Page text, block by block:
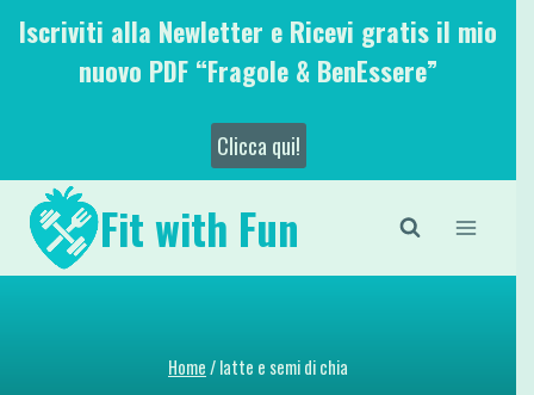
SaltaIscriviti alla Newletter e Ricevi gratis il mio
nuovo PDF “Fragole & BenEssere”
Clicca qui!
Fit with Fun
Home/latte e semi di chia